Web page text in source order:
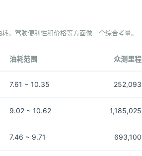
，驾驶便利性和价格等方面做一个综合考量。
油耗范围 众测里程
7.61 ~ 10.35 252,093
9.02 ~ 10.62 1,185,025
7.46 ~ 9.71 693,100